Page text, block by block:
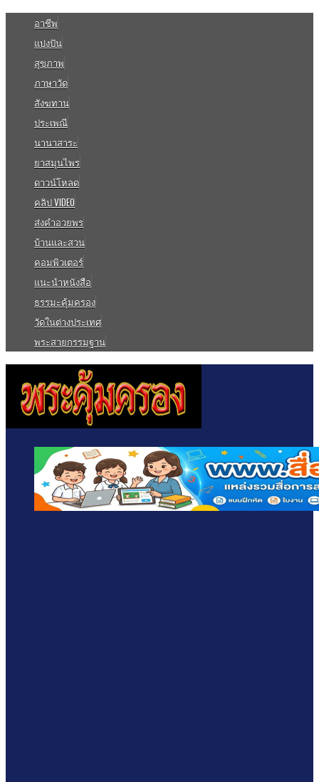
อาชีพ
แบ่งปัน
สุขภาพ
ภาษาวัด
สังฆทาน
ประเพณี
นานาสาระ
ยาสมุนไพร
ดาวน์โหลด
คลิป VIDEO
ส่งคำอวยพร
บ้านและสวน
คอมพิวเตอร์
แนะนำหนังสือ
ธรรมะคุ้มครอง
วัดในต่างประเทศ
พระสายกรรมฐาน